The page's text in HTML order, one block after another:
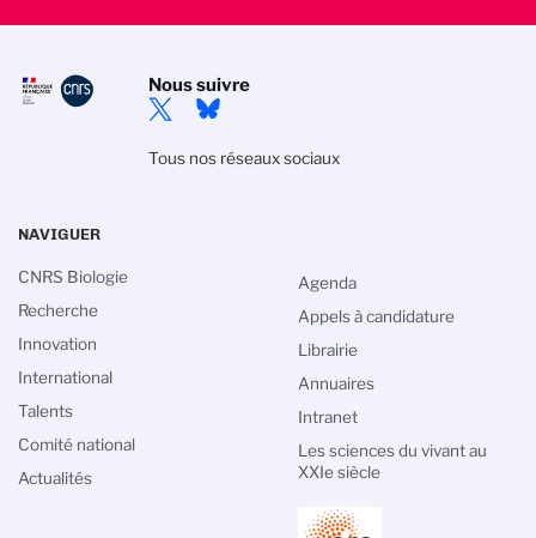
Nous suivre
Tous nos réseaux sociaux
NAVIGUER
CNRS Biologie
Recherche
Innovation
International
Talents
Comité national
Actualités
Agenda
Appels à candidature
Librairie
Annuaires
Intranet
Les sciences du vivant au
XXIe siècle